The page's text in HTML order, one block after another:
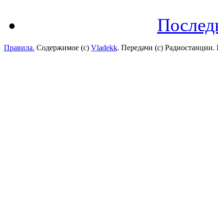
Правила. Содержимое (с) Vladekk. Передачи (с)